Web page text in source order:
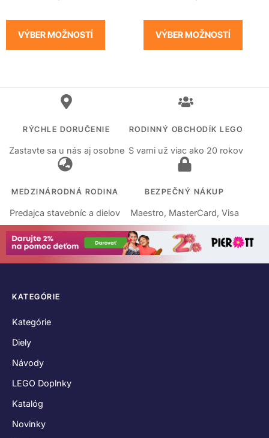
VÝBER MOŽNOSTÍ VÝBER MOŽNOSTÍ
RÝCHLE DORUČENIE
Zastavte sa u nás aj osobne
RODINNÝ OBCHODÍK LEGO
S vami už viac ako 20 rokov
MEDZINÁRODNÁ RODINA
Predajca stavebníc a dielov
BEZPEČNÝ NÁKUP
Maestro, MasterCard, Visa
KATEGÓRIE
Kategórie
Diely
Návody
LEGO Doplnky
Katalóg
Novinky